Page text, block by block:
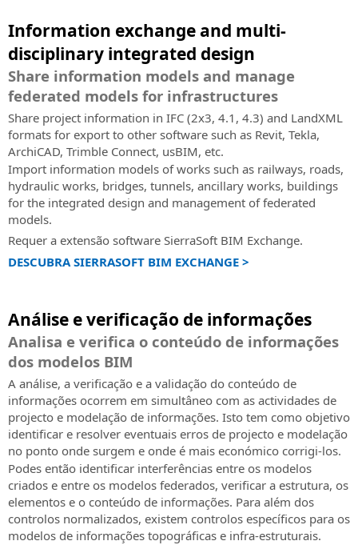
Information exchange and multi-
disciplinary integrated design
Share information models and manage
federated models for infrastructures
Share project information in IFC (2x3, 4.1, 4.3) and LandXML
formats for export to other software such as Revit, Tekla,
ArchiCAD, Trimble Connect, usBIM, etc.
Import information models of works such as railways, roads,
hydraulic works, bridges, tunnels, ancillary works, buildings
for the integrated design and management of federated
models.
Requer a extensão software SierraSoft BIM Exchange.
DESCUBRA SIERRASOFT BIM EXCHANGE >
Análise e verificação de informações
Analisa e verifica o conteúdo de informações
dos modelos BIM
A análise, a verificação e a validação do conteúdo de
informações ocorrem em simultâneo com as actividades de
projecto e modelação de informações. Isto tem como objetivo
identificar e resolver eventuais erros de projecto e modelação
no ponto onde surgem e onde é mais económico corrigi-los.
Podes então identificar interferências entre os modelos
criados e entre os modelos federados, verificar a estrutura, os
elementos e o conteúdo de informações. Para além dos
controlos normalizados, existem controlos específicos para os
modelos de informações topográficas e infra-estruturais.